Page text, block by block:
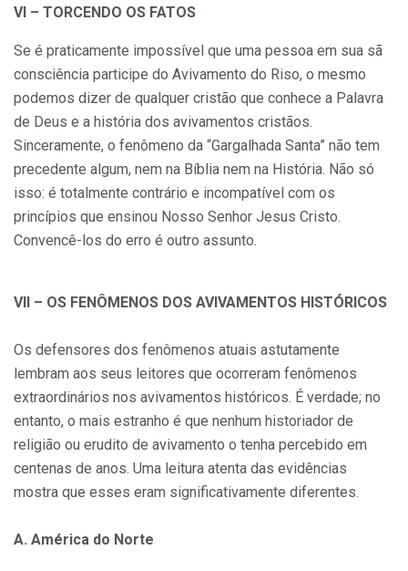
VI – TORCENDO OS FATOS
Se é praticamente impossível que uma pessoa em sua sã
consciência participe do Avivamento do Riso, o mesmo
podemos dizer de qualquer cristão que conhece a Palavra
de Deus e a história dos avivamentos cristãos.
Sinceramente, o fenômeno da “Gargalhada Santa” não tem
precedente algum, nem na Bíblia nem na História. Não só
isso: é totalmente contrário e incompatível com os
princípios que ensinou Nosso Senhor Jesus Cristo.
Convencê-los do erro é outro assunto.
VII – OS FENÔMENOS DOS AVIVAMENTOS HISTÓRICOS
Os defensores dos fenômenos atuais astutamente
lembram aos seus leitores que ocorreram fenômenos
extraordinários nos avivamentos históricos. É verdade; no
entanto, o mais estranho é que nenhum historiador de
religião ou erudito de avivamento o tenha percebido em
centenas de anos. Uma leitura atenta das evidências
mostra que esses eram significativamente diferentes.
A. América do Norte